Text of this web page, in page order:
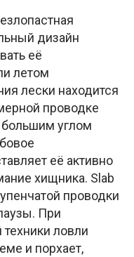
дизайн
её
летом
лески находится
проводке
большим углом
её активно
хищника. Slab
проводки
При
ловли
и порхает,